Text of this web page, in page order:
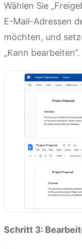
Wählen Sie
E-Mail-Adressen
möchten, und
„Kann bearbeiten“.
Schritt 3: